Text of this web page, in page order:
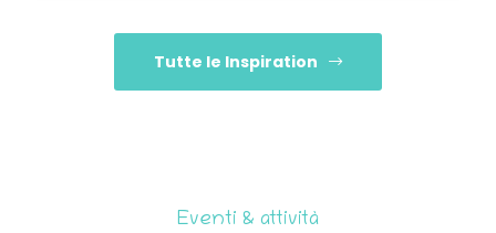
Tutte le Inspiration
Eventi & attività